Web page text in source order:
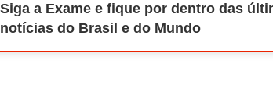
Siga a Exame e fique por dentro das
notícias do Brasil e do Mundo